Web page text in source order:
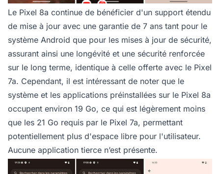
Le Pixel 8a continue de bénéficier d'un support étendu
de mise à jour avec une garantie de 7 ans tant pour le
système Android que pour les mises à jour de sécurité,
assurant ainsi une longévité et une sécurité renforcée
sur le long terme, identique à celle offerte avec le Pixel
7a. Cependant, il est intéressant de noter que le
système et les applications préinstallées sur le Pixel 8a
occupent environ 19 Go, ce qui est légèrement moins
que les 21 Go requis par le Pixel 7a, permettant
potentiellement plus d'espace libre pour l'utilisateur.
Aucune application tierce n’est présente.